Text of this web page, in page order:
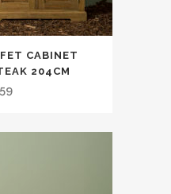
CABINET
204CM